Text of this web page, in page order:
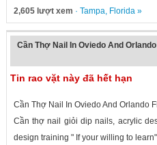
2,605 lượt xem · Tampa, Florida»
Cần Thợ Nail In Oviedo And
Tin rao vặt này đã hết hạn
Cần Thợ Nail In Oviedo And Orlando
Cần thợ nail giỏi dip nails, acrylic
design training " If your willing to